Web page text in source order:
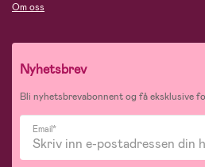
Om oss
Nyhetsbrev
Bli nyhetsbrevabonnent og få eksklusive
Email*